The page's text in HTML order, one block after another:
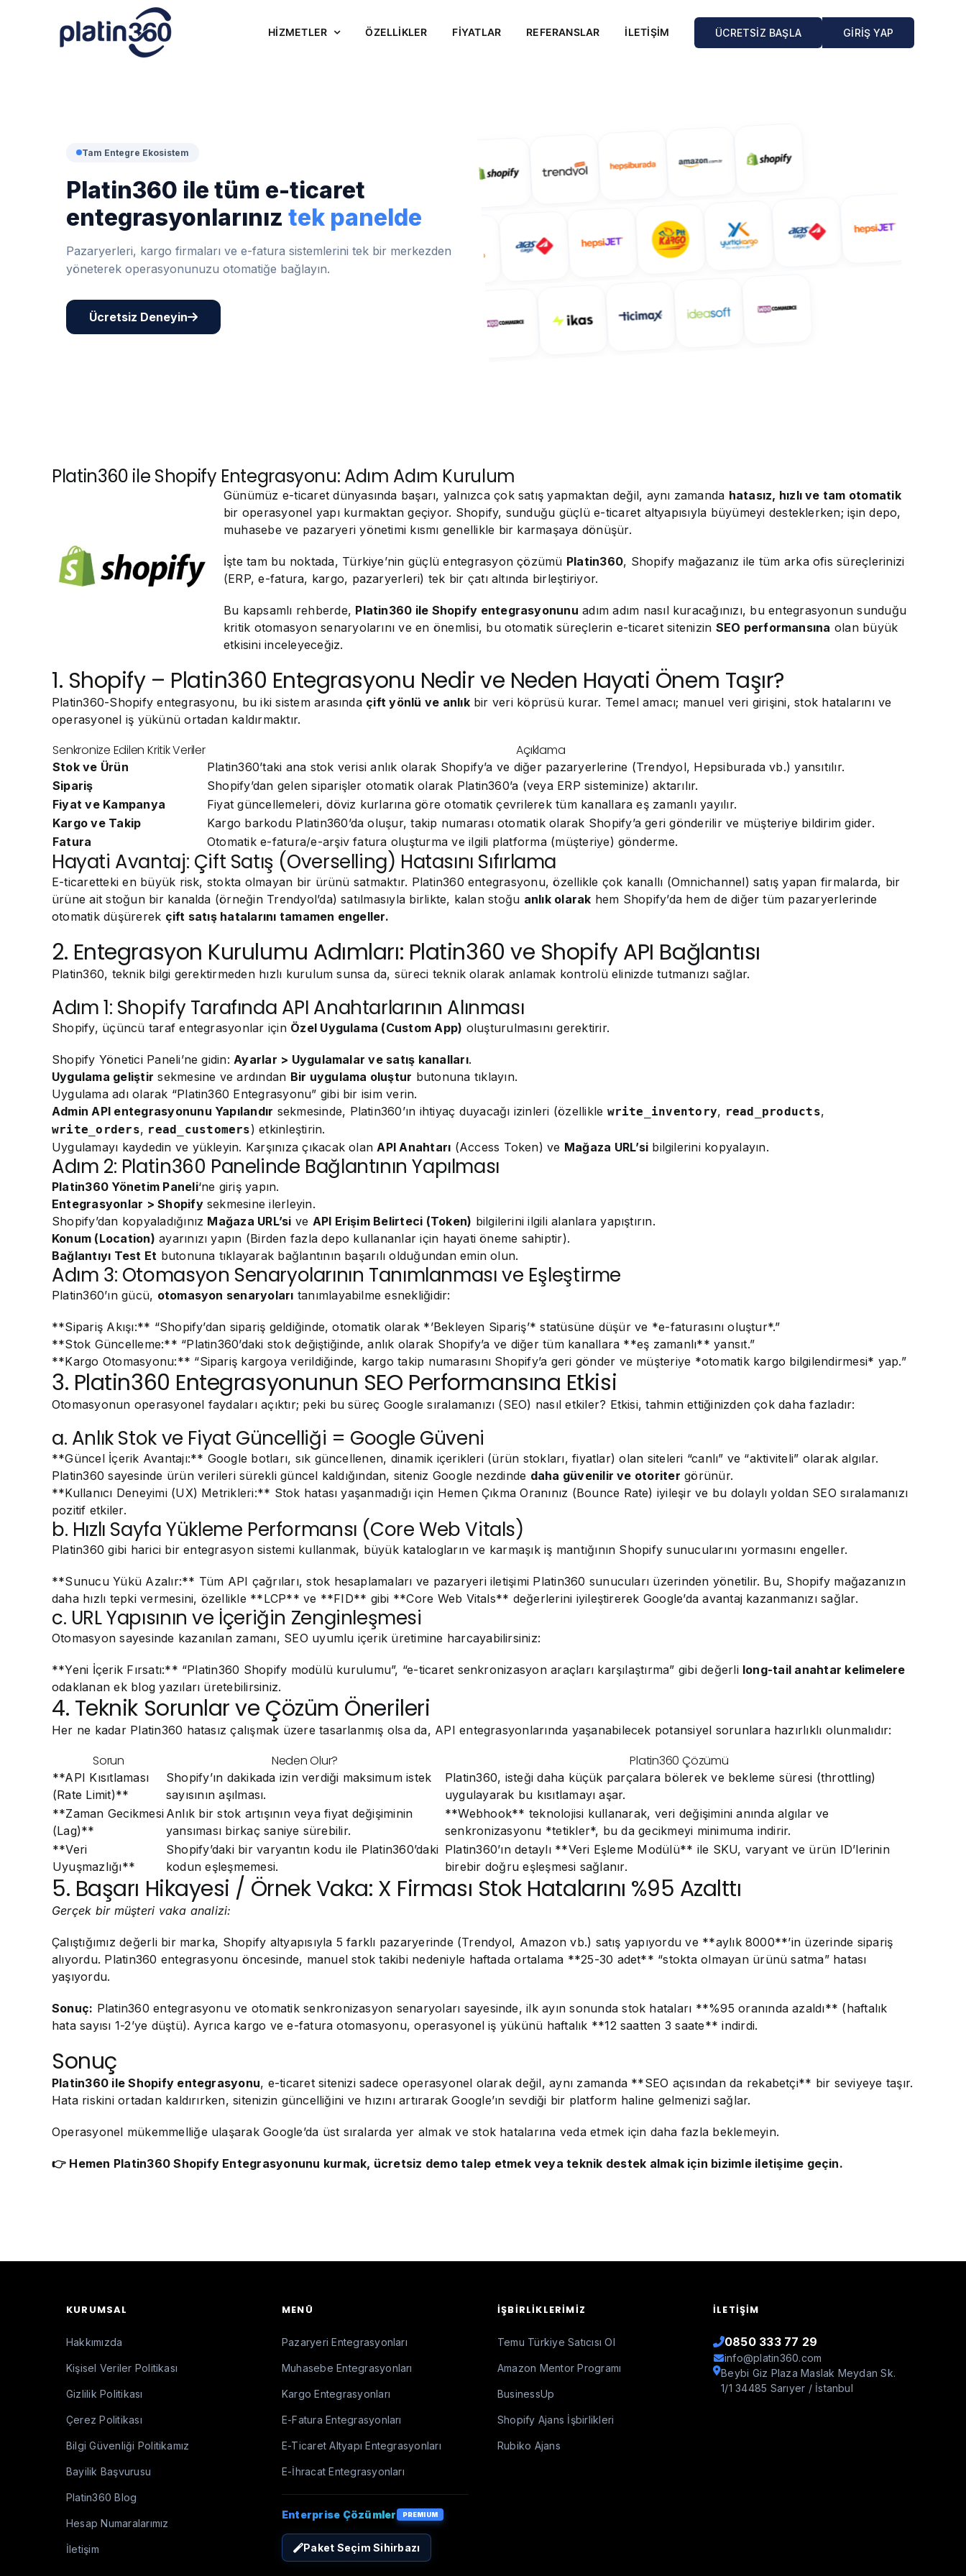
HİZMETLER ÖZELLİKLER FİYATLAR REFERANSLAR İLETİŞİM ÜCRETSİZ BAŞLA GİRİŞ YAP
Tam Entegre Ekosistem
Platin360 ile tüm e-ticaret
entegrasyonlarınız tek panelde
Pazaryerleri, kargo firmaları ve e-fatura sistemlerini tek bir merkezden
yöneterek operasyonunuzu otomatiğe bağlayın.
Ücretsiz Deneyin
Platin360 ile Shopify Entegrasyonu: Adım Adım Kurulum
Günümüz e-ticaret dünyasında başarı, yalnızca çok satış yapmaktan değil, aynı zamanda hatasız, hızlı ve tam otomatik
bir operasyonel yapı kurmaktan geçiyor. Shopify, sunduğu güçlü e-ticaret altyapısıyla büyümeyi desteklerken; işin depo,
muhasebe ve pazaryeri yönetimi kısmı genellikle bir karmaşaya dönüşür.
İşte tam bu noktada, Türkiye’nin güçlü entegrasyon çözümü Platin360, Shopify mağazanız ile tüm arka ofis süreçlerinizi
(ERP, e-fatura, kargo, pazaryerleri) tek bir çatı altında birleştiriyor.
Bu kapsamlı rehberde, Platin360 ile Shopify entegrasyonunu adım adım nasıl kuracağınızı, bu entegrasyonun sunduğu
kritik otomasyon senaryolarını ve en önemlisi, bu otomatik süreçlerin e-ticaret sitenizin SEO performansına olan büyük
etkisini inceleyeceğiz.
1. Shopify – Platin360 Entegrasyonu Nedir ve Neden Hayati Önem Taşır?
Platin360-Shopify entegrasyonu, bu iki sistem arasında çift yönlü ve anlıkbir veri köprüsü kurar. Temel amacı; manuel veri girişini, stok hatalarını ve
operasyonel iş yükünü ortadan kaldırmaktır.
Senkronize Edilen Kritik Veriler Açıklama
Stok ve Ürün
Platin360’taki ana stok verisi anlık olarak Shopify’a ve diğer pazaryerlerine (Trendyol, Hepsiburada vb.) yansıtılır.
Sipariş
Shopify’dan gelen siparişler otomatik olarak Platin360’a (veya ERP sisteminize) aktarılır.
Fiyat ve Kampanya
Fiyat güncellemeleri, döviz kurlarına göre otomatik çevrilerek tüm kanallara eş zamanlı yayılır.
Kargo ve Takip
Kargo barkodu Platin360’da oluşur, takip numarası otomatik olarak Shopify’a geri gönderilir ve müşteriye bildirim gider.
Fatura
Otomatik e-fatura/e-arşiv fatura oluşturma ve ilgili platforma (müşteriye) gönderme.
Hayati Avantaj: Çift Satış (Overselling) Hatasını Sıfırlama
E-ticaretteki en büyük risk, stokta olmayan bir ürünü satmaktır. Platin360 entegrasyonu, özellikle çok kanallı (Omnichannel) satış yapan firmalarda, bir
ürüne ait stoğun bir kanalda (örneğin Trendyol’da) satılmasıyla birlikte, kalan stoğu anlık olarak hem Shopify’da hem de diğer tüm pazaryerlerinde
otomatik düşürerek çift satış hatalarını tamamen engeller.
2. Entegrasyon Kurulumu Adımları: Platin360 ve Shopify API Bağlantısı
Platin360, teknik bilgi gerektirmeden hızlı kurulum sunsa da, süreci teknik olarak anlamak kontrolü elinizde tutmanızı sağlar.
Adım 1: Shopify Tarafında API Anahtarlarının Alınması
Shopify, üçüncü taraf entegrasyonlar için Özel Uygulama (Custom App) oluşturulmasını gerektirir.
Shopify Yönetici Paneli’ne gidin:Ayarlar > Uygulamalar ve satış kanalları.
Uygulama geliştir sekmesine ve ardından Bir uygulama oluştur butonuna tıklayın.
Uygulama adı olarak “Platin360 Entegrasyonu” gibi bir isim verin.
Admin API entegrasyonunu Yapılandır sekmesinde, Platin360’ın ihtiyaç duyacağı izinleri (özellikle write_inventory, read_products,
write_orders, read_customers) etkinleştirin.
Uygulamayı kaydedin ve yükleyin. Karşınıza çıkacak olanAPI Anahtarı (Access Token) ve Mağaza URL’si bilgilerini kopyalayın.
Adım 2: Platin360 Panelinde Bağlantının Yapılması
Platin360 Yönetim Paneli‘ne giriş yapın.
Entegrasyonlar > Shopifysekmesine ilerleyin.
Shopify’dan kopyaladığınız Mağaza URL’si ve API Erişim Belirteci (Token) bilgilerini ilgili alanlara yapıştırın.
Konum (Location) ayarınızı yapın (Birden fazla depo kullananlar için hayati öneme sahiptir).
Bağlantıyı Test Et butonuna tıklayarak bağlantının başarılı olduğundan emin olun.
Adım 3: Otomasyon Senaryolarının Tanımlanması ve Eşleştirme
Platin360’ın gücü, otomasyon senaryoları tanımlayabilme esnekliğidir:
**Sipariş Akışı:** “Shopify’dan sipariş geldiğinde, otomatik olarak *’Bekleyen Sipariş’* statüsüne düşür ve *e-faturasını oluştur*.”
**Stok Güncelleme:** “Platin360’daki stok değiştiğinde, anlık olarak Shopify’a ve diğer tüm kanallara **eş zamanlı** yansıt.”
**Kargo Otomasyonu:** “Sipariş kargoya verildiğinde, kargo takip numarasını Shopify’a geri gönder ve müşteriye *otomatik kargo bilgilendirmesi* yap.”
3. Platin360 Entegrasyonunun SEO Performansına Etkisi
Otomasyonun operasyonel faydaları açıktır; peki bu süreç Google sıralamanızı (SEO) nasıl etkiler? Etkisi, tahmin ettiğinizden çok daha fazladır:
a. Anlık Stok ve Fiyat Güncelliği = Google Güveni
**Güncel İçerik Avantajı:** Google botları, sık güncellenen, dinamik içerikleri (ürün stokları, fiyatlar) olan siteleri “canlı” ve “aktiviteli” olarak algılar.
Platin360 sayesinde ürün verileri sürekli güncel kaldığından, siteniz Google nezdinde daha güvenilir ve otoriter görünür.
**Kullanıcı Deneyimi (UX) Metrikleri:** Stok hatası yaşanmadığı için Hemen Çıkma Oranınız (Bounce Rate) iyileşir ve bu dolaylı yoldan SEO sıralamanızı
pozitif etkiler.
b. Hızlı Sayfa Yükleme Performansı (Core Web Vitals)
Platin360 gibi harici bir entegrasyon sistemi kullanmak, büyük katalogların ve karmaşık iş mantığının Shopify sunucularını yormasını engeller.
**Sunucu Yükü Azalır:** Tüm API çağrıları, stok hesaplamaları ve pazaryeri iletişimi Platin360 sunucuları üzerinden yönetilir. Bu, Shopify mağazanızın
daha hızlı tepki vermesini, özellikle **LCP** ve **FID** gibi **Core Web Vitals** değerlerini iyileştirerek Google’da avantaj kazanmanızı sağlar.
c. URL Yapısının ve İçeriğin Zenginleşmesi
Otomasyon sayesinde kazanılan zamanı, SEO uyumlu içerik üretimine harcayabilirsiniz:
**Yeni İçerik Fırsatı:** “Platin360 Shopify modülü kurulumu”, “e-ticaret senkronizasyon araçları karşılaştırma” gibi değerli long-tail anahtar kelimelere
odaklanan ek blog yazıları üretebilirsiniz.
4. Teknik Sorunlar ve Çözüm Önerileri
Her ne kadar Platin360 hatasız çalışmak üzere tasarlanmış olsa da, API entegrasyonlarında yaşanabilecek potansiyel sorunlara hazırlıklı olunmalıdır:
Sorun Neden Olur? Platin360 Çözümü
**API Kısıtlaması
(Rate Limit)**
Shopify’ın dakikada izin verdiği maksimum istek
sayısının aşılması.
Platin360, isteği daha küçük parçalara bölerek ve bekleme süresi (throttling)
uygulayarak bu kısıtlamayı aşar.
**Zaman Gecikmesi
(Lag)**
Anlık bir stok artışının veya fiyat değişiminin
yansıması birkaç saniye sürebilir.
**Webhook** teknolojisi kullanarak, veri değişimini anında algılar ve
senkronizasyonu *tetikler*, bu da gecikmeyi minimuma indirir.
**Veri
Uyuşmazlığı**
Shopify’daki bir varyantın kodu ile Platin360’daki
kodun eşleşmemesi.
Platin360’ın detaylı **Veri Eşleme Modülü** ile SKU, varyant ve ürün ID’lerinin
birebir doğru eşleşmesi sağlanır.
5. Başarı Hikayesi / Örnek Vaka: X Firması Stok Hatalarını %95 Azalttı
Gerçek bir müşteri vaka analizi:
Çalıştığımız değerli bir marka, Shopify altyapısıyla 5 farklı pazaryerinde (Trendyol, Amazon vb.) satış yapıyordu ve **aylık 8000**’in üzerinde sipariş
alıyordu. Platin360 entegrasyonu öncesinde, manuel stok takibi nedeniyle haftada ortalama **25-30 adet** “stokta olmayan ürünü satma” hatası
yaşıyordu.
Sonuç: Platin360 entegrasyonu ve otomatik senkronizasyon senaryoları sayesinde, ilk ayın sonunda stok hataları **%95 oranında azaldı** (haftalık
hata sayısı 1-2’ye düştü). Ayrıca kargo ve e-fatura otomasyonu, operasyonel iş yükünü haftalık **12 saatten 3 saate** indirdi.
Sonuç
Platin360 ile Shopify entegrasyonu, e-ticaret sitenizi sadece operasyonel olarak değil, aynı zamanda **SEO açısından da rekabetçi** bir seviyeye taşır.
Hata riskini ortadan kaldırırken, sitenizin güncelliğini ve hızını artırarak Google’ın sevdiği bir platform haline gelmenizi sağlar.
Operasyonel mükemmelliğe ulaşarak Google’da üst sıralarda yer almak ve stok hatalarına veda etmek için daha fazla beklemeyin.
👉 Hemen Platin360 Shopify Entegrasyonunu kurmak, ücretsiz demo talep etmek veya teknik destek almak için bizimle iletişime geçin.
KURUMSAL
Hakkımızda
Kişisel Veriler Politikası
Gizlilik Politikası
Çerez Politikası
Bilgi Güvenliği Politikamız
Bayilik Başvurusu
Platin360 Blog
Hesap Numaralarımız
İletişim
MENÜ
Pazaryeri Entegrasyonları
Muhasebe Entegrasyonları
Kargo Entegrasyonları
E-Fatura Entegrasyonları
E-Ticaret Altyapı Entegrasyonları
E-İhracat Entegrasyonları
Enterprise Çözümler PREMIUM
Paket Seçim Sihirbazı
İŞBIRLIKLERIMIZ
Temu Türkiye Satıcısı Ol
Amazon Mentor Programı
BusinessUp
Shopify Ajans İşbirlikleri
Rubiko Ajans
İLETIŞIM
0850 333 77 29
info@platin360.com
Beybi Giz Plaza Maslak Meydan Sk.
1/1 34485 Sarıyer / İstanbul